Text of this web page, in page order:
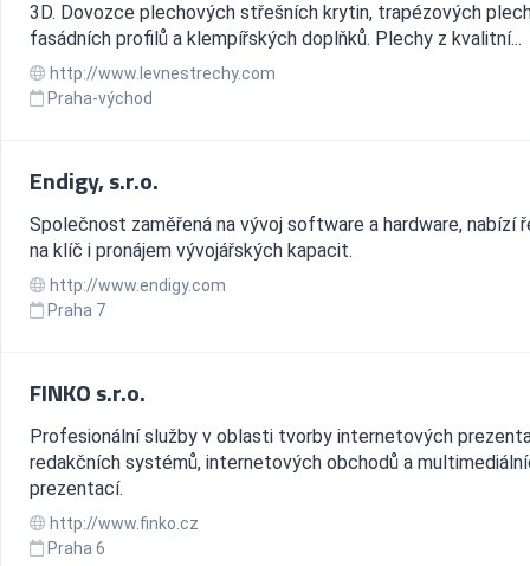
3D. Dovozce plechových střešních krytin, trapézových
fasádních profilů a klempířských doplňků. Plechy z kvalitní...
http://www.levnestrechy.com
Praha-východ
Endigy, s.r.o.
Společnost zaměřená na vývoj software a hardware, nabízí
na klíč i pronájem vývojářských kapacit.
http://www.endigy.com
Praha 7
FINKO s.r.o.
Profesionální služby v oblasti tvorby internetových
redakčních systémů, internetových obchodů a
prezentací.
http://www.finko.cz
Praha 6